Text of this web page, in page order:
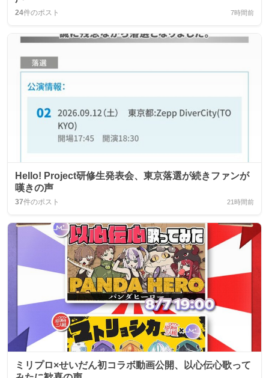
24件のポスト 7時間前
Hello! Project研修生発表会、東京落選が続きファンが
嘆きの声
37件のポスト 21時間前
ミリプロ×せいだん初コラボ動画公開、以心伝心歌って